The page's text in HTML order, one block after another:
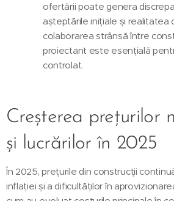
ofertării poate genera
așteptările inițiale și realitatea
colaborarea strânsă între
proiectant este esențială
controlat.
Creșterea prețurilor
și lucrărilor în 2025
În 2025, prețurile din construcții
inflației și a dificultăților în